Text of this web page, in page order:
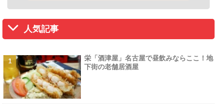
人気記事
栄「酒津屋」名古屋で昼飲みならここ！地
下街の老舗居酒屋